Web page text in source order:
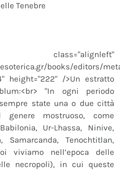
Tenebre
books/editors/
height="222" />Un estratto
"In ogni periodo
state una o due città
genere mostruoso, come
Ur-Lhassa, Ninive,
Samarcanda, Tenochtitlan,
viviamo nell’epoca delle
necropoli), in cui queste